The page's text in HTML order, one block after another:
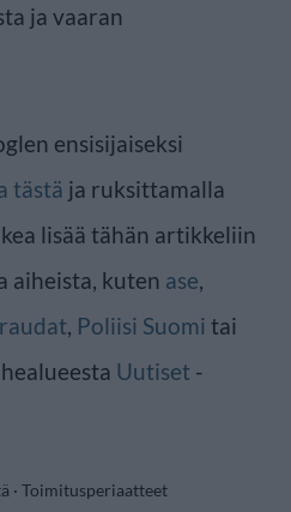
ja vaaran
ensisijaiseksi
tästä ja ruksittamalla
lisää tähän artikkeliin
aiheista, kuten ase,
, Poliisi Suomi tai
Uutiset -
· Toimitusperiaatteet